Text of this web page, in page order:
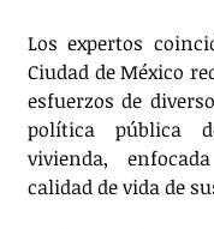
Los expertos
Ciudad de México
esfuerzos de
política pública
vivienda,
calidad de vida de